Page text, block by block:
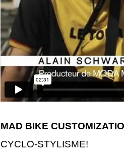
MAD BIKE
CYCLO-STYLISME!